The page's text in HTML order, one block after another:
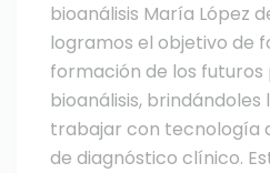
bioanálisis María López
logramos el objetivo de
formación de los futuros
bioanálisis,
trabajar con tecnología
de diagnóstico clínico.